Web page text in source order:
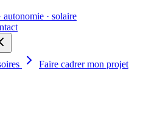
autonomie · solaire
Faire cadrer mon projet